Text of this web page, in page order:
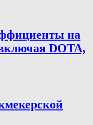
на
DOTA,